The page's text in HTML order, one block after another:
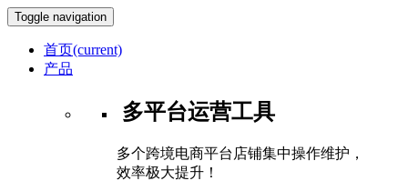
Toggle navigation
首页(current)
产品
多平台运营工具
多个跨境电商平台店铺集中操作维护，
效率极大提升！